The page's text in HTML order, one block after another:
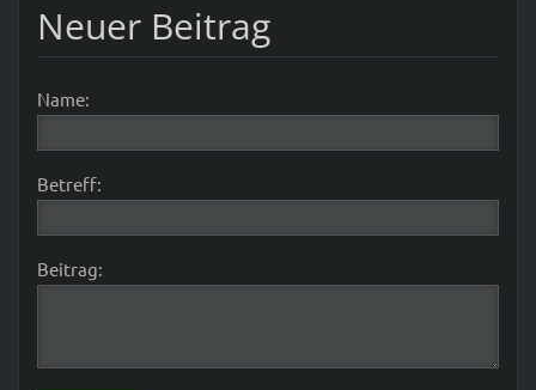
Neuer Beitrag
Name:
Betreff:
Beitrag: